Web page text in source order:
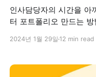
인사담당자의 시간을 아
터 포트폴리오 만드는
2024년 1월 29일 12 min read